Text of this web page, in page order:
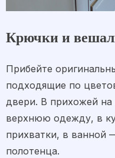
Крючки и
Прибейте
подходящие по
двери. В прихожей
верхнюю одежду, в
прихватки, в ванной
полотенца.